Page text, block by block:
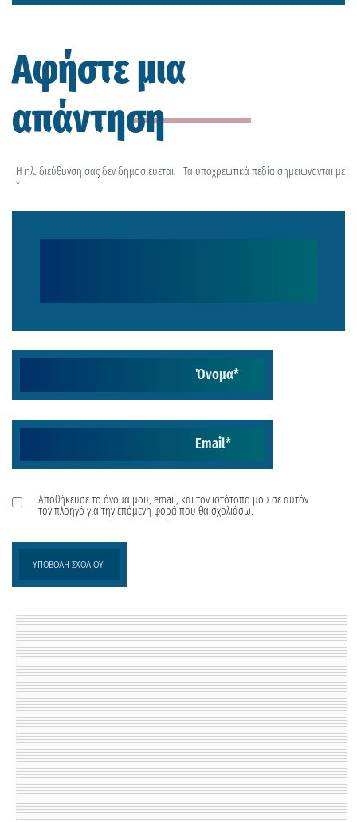
Αφήστε μια
απάντηση
Η ηλ. διεύθυνση σας δεν δημοσιεύεται. Τα υποχρεωτικά πεδία σημειώνονται με
*
Όνομα*
Email*
Αποθήκευσε το όνομά μου, email, και τον ιστότοπο μου σε αυτόν
τον πλοηγό για την επόμενη φορά που θα σχολιάσω.